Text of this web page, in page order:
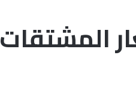
المشتقات